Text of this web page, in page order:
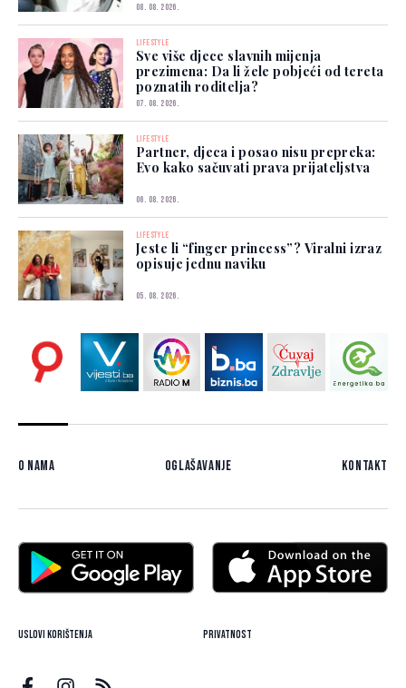
08. 08. 2026.
LIFESTYLE
Sve više djece slavnih mijenja
prezimena: Da li žele pobjeći od tereta
poznatih roditelja?
07. 08. 2026.
LIFESTYLE
Partner, djeca i posao nisu prepreka:
Evo kako sačuvati prava prijateljstva
06. 08. 2026.
LIFESTYLE
Jeste li “finger princess”? Viralni izraz
opisuje jednu naviku
05. 08. 2026.
O nama Oglašavanje Kontakt
Uslovi korištenja Privatnost